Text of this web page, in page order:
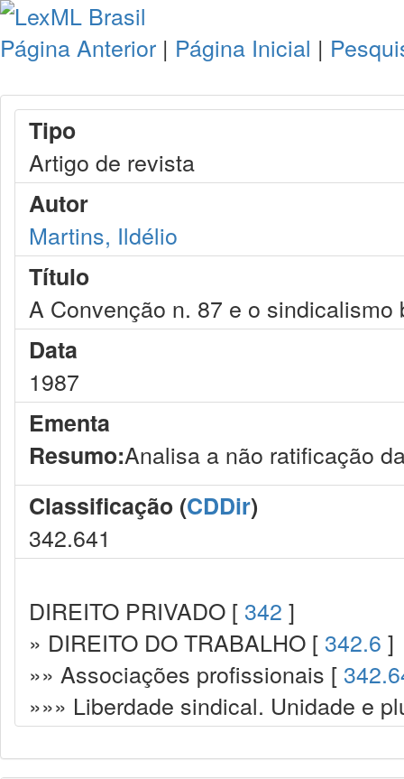
Página Anterior | Página Inicial |
Tipo
Artigo de revista
Autor
Martins, Ildélio
Título
A Convenção n. 87 e o sindicalismo
Data
1987
Ementa
Resumo:Analisa a não ratificação
Classificação (CDDir)
342.641
DIREITO PRIVADO [ 342 ]
» DIREITO DO TRABALHO [ 342.6 ]
»» Associações profissionais [
»»» Liberdade sindical. Unidade e